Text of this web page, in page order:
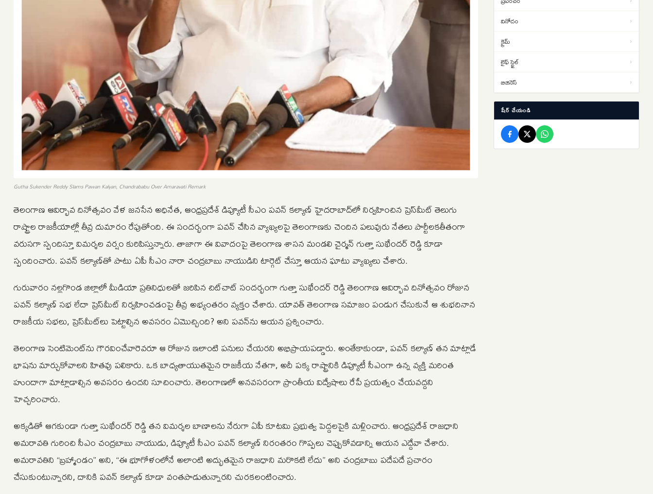
Gutha Sukender Reddy Slams Pawan Kalyan, Chandrababu Over Amaravati Remark
తెలంగాణ ఆవిర్భావ దినోత్సవం వేళ జనసేన అధినేత, ఆంధ్రప్రదేశ్‌ డిప్యూటీ సీఎం పవన్ కల్యాణ్ హైదరాబాద్‌లో నిర్వహించిన ప్రెస్‌మీట్ తెలుగు
రాష్ట్రాల రాజకీయాల్లో తీవ్ర దుమారం రేపుతోంది. ఈ సందర్భంగా పవన్ చేసిన వ్యాఖ్యలపై తెలంగాణకు చెందిన పలువురు నేతలు పార్టీలకతీతంగా
వరుసగా స్పందిస్తూ విమర్శల వర్షం కురిపిస్తున్నారు. తాజాగా ఈ వివాదంపై తెలంగాణ శాసన మండలి చైర్మన్ గుత్తా సుఖేందర్ రెడ్డి కూడా
స్పందించారు. పవన్ కల్యాణ్‌తో పాటు ఏపీ సీఎం నారా చంద్రబాబు నాయుడిని టార్గెట్ చేస్తూ ఆయన ఘాటు వ్యాఖ్యలు చేశారు.
గురువారం నల్లగొండ జిల్లాలో మీడియా ప్రతినిధులతో జరిపిన చిట్‌చాట్ సందర్భంగా గుత్తా సుఖేందర్‌ రెడ్డి తెలంగాణ ఆవిర్భావ దినోత్సవం రోజున
పవన్ కల్యాణ్ సభ లేదా ప్రెస్‌మీట్ నిర్వహించడంపై తీవ్ర అభ్యంతరం వ్యక్తం చేశారు. యావత్ తెలంగాణ సమాజం పండుగ చేసుకునే ఆ శుభదినాన
రాజకీయ సభలు, ప్రెస్‌మీట్‌లు పెట్టాల్సిన అవసరం ఏమొచ్చింది? అని పవన్‌ను ఆయన ప్రశ్నించారు.
తెలంగాణ సెంటిమెంట్‌ను గౌరవించేవారెవరూ ఆ రోజున ఇలాంటి పనులు చేయరని అభిప్రాయపడ్డారు. అంతేకాకుండా, పవన్ కల్యాణ్ తన మాట్లాడే
భాషను మార్చుకోవాలని హితవు పలికారు. ఒక బాధ్యతాయుతమైన రాజకీయ నేతగా, అదీ పక్క రాష్ట్రానికి డిప్యూటీ సీఎంగా ఉన్న వ్యక్తి మరింత
హుందాగా మాట్లాడాల్సిన అవసరం ఉందని సూచించారు. తెలంగాణలో అనవసరంగా ప్రాంతీయ విద్వేషాలు రేపే ప్రయత్నం చేయవద్దని
హెచ్చరించారు.
అక్కడితో ఆగకుండా గుత్తా సుఖేందర్ రెడ్డి తన విమర్శల బాణాలను నేరుగా ఏపీ కూటమి ప్రభుత్వ పెద్దలపైకి మళ్లించారు. ఆంధ్రప్రదేశ్ రాజధాని
అమరావతి గురించి సీఎం చంద్రబాబు నాయుడు, డిప్యూటీ సీఎం పవన్ కల్యాణ్ నిరంతరం గొప్పలు చెప్పుకోవడాన్ని ఆయన ఎద్దేవా చేశారు.
అమరావతిని “బ్రహ్మాండం” అని, “ఈ భూగోళంలోనే అలాంటి అద్భుతమైన రాజధాని మరొకటి లేదు” అని చంద్రబాబు పదేపదే ప్రచారం
చేసుకుంటున్నారని, దానికి పవన్ కల్యాణ్ కూడా వంతపాడుతున్నారని చురకలంటించారు.
‘సుప్రీం’ నో
12:45తెహెల్కా పత్రిక మాజీ సంపాదకుడికి
10ఏళ్ల కఠిన కారాగార శిక్ష… బాంబే
హైకోర్టు తీర్పు
వినోదం ›
క్రైమ్ ›
లైఫ్ స్టైల్ ›
బిజినెస్ ›
షేర్ చేయండి